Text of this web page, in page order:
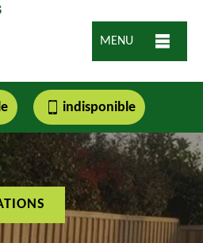
MENU
indisponible